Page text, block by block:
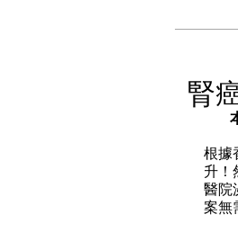
腎
根據
升！
醫院
案無